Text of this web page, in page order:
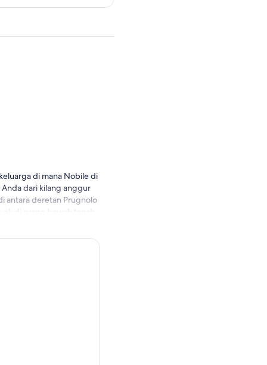
di mana Nobile di
dari kilang anggur
antara deretan Prugnolo
di ruang bawah tanah
diproduksi. Di akhir